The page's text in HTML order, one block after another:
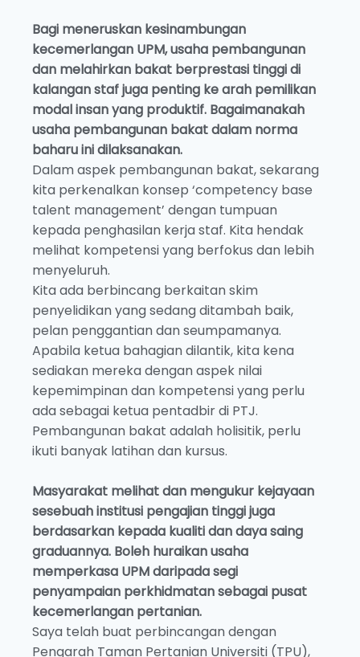
Bagi meneruskan kesinambungan
kecemerlangan UPM, usaha pembangunan
dan melahirkan bakat berprestasi tinggi di
kalangan staf juga penting ke arah pemilikan
modal insan yang produktif. Bagaimanakah
usaha pembangunan bakat dalam norma
baharu ini dilaksanakan.
Dalam aspek pembangunan bakat, sekarang
kita perkenalkan konsep ‘competency base
talent management’ dengan tumpuan
kepada penghasilan kerja staf. Kita hendak
melihat kompetensi yang berfokus dan lebih
menyeluruh.
Kita ada berbincang berkaitan skim
penyelidikan yang sedang ditambah baik,
pelan penggantian dan seumpamanya.
Apabila ketua bahagian dilantik, kita kena
sediakan mereka dengan aspek nilai
kepemimpinan dan kompetensi yang perlu
ada sebagai ketua pentadbir di PTJ.
Pembangunan bakat adalah holisitik, perlu
ikuti banyak latihan dan kursus.
Masyarakat melihat dan mengukur kejayaan
sesebuah institusi pengajian tinggi juga
berdasarkan kepada kualiti dan daya saing
graduannya. Boleh huraikan usaha
memperkasa UPM daripada segi
penyampaian perkhidmatan sebagai pusat
kecemerlangan pertanian.
Saya telah buat perbincangan dengan
Pengarah Taman Pertanian Universiti (TPU),